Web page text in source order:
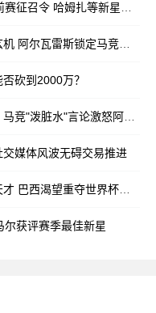
召令 哈姆扎等新星在列
瓦雷斯锁定马竞新赛季蓝图
砍到2000万？
脏水"言论激怒阿根廷新星
媒体风波无碍交易推进
西渴望重夺世界杯荣耀
尔获评赛季最佳新星